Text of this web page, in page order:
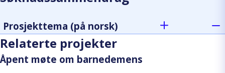
Prosjekttema (på norsk)
Relaterte projekter
Åpent møte om barnedemens